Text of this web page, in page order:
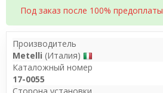
Под заказ после 100% предоплаты
Производитель
Metelli (Италия)
Каталожный номер
17-0055